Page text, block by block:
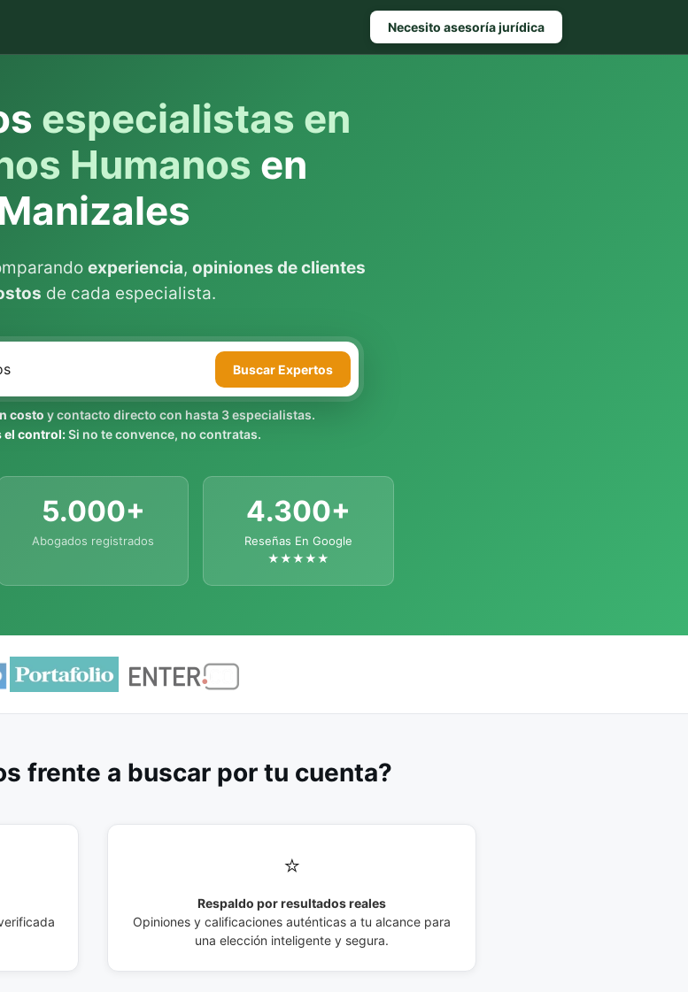
Necesito asesoría jurídica
especialistas en
Humanos en
experiencia, opiniones de clientes
de cada especialista.
BuscarExpertos
costo y contacto directo con hasta 3 especialistas.
el control:Si no te convence, no contratas.
5.000+
Abogados registrados
4.300+
Reseñas En Google
★★★★★
frente a buscar por tu cuenta?
⭐
Respaldo por resultados reales
Opiniones y calificaciones auténticas a tu alcance para
una elección inteligente y segura.